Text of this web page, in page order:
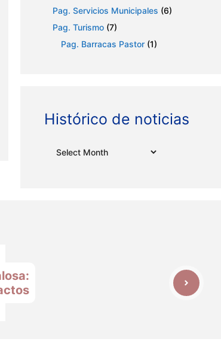
Pag. Servicios Municipales (6)
Pag. Turismo (7)
Pag. Barracas Pastor (1)
Histórico de noticias